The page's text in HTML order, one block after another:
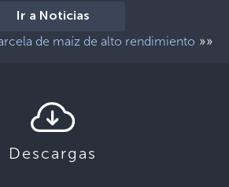
Ir a Noticias
de maíz de alto rendimiento »»
Descargas